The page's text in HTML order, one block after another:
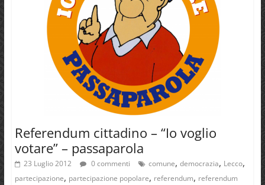
Referendum cittadino – “Io voglio
votare” – passaparola
23 Luglio 2012 0 commenti comune, democrazia, Lecco,
partecipazione, partecipazione popolare, referendum, referendum